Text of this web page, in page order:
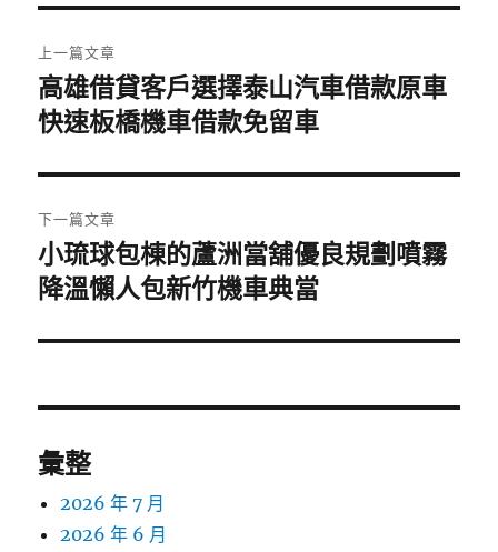
章
導
覽
上一篇文章
上
一
文
章:
高雄借貸客戶選擇泰山汽車借款原車
快速板橋機車借款免留車
下一篇文章
下
一
文
小琉球包棟的蘆洲當舖優良規劃噴霧
降溫懶人包新竹機車典當
彙整
2026 年 7 月
2026 年 6 月